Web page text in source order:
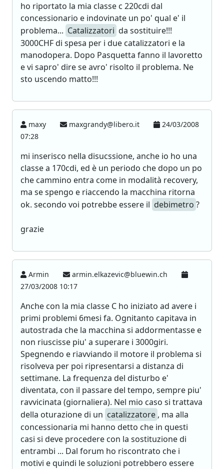
ho riportato la mia classe c 220cdi dal
concessionario e indovinate un po' qual e' il
problema... Catalizzatori da sostituire!!!
3000CHF di spesa per i due catalizzatori e la
manodopera. Dopo Pasquetta fanno il lavoretto
e vi sapro' dire se avro' risolto il problema. Ne
sto uscendo matto!!!
maxy maxgrandy@libero.it
24/03/2008
07:28
mi inserisco nella disucssione, anche io ho una
classe a 170cdi, ed è un periodo che dopo un po
che cammino entra come in modalità recovery,
ma se spengo e riaccendo la macchina ritorna
ok. secondo voi potrebbe essere il debimetro ?
grazie
Armin
armin.elkazevic@bluewin.ch
27/03/2008 10:17
Anche con la mia classe C ho iniziato ad avere i
primi problemi 6mesi fa. Ognitanto capitava in
autostrada che la macchina si addormentasse e
non riuscisse piu' a superare i 3000giri.
Spegnendo e riavviando il motore il problema si
risolveva per poi ripresentarsi a distanza di
settimane. La frequenza del disturbo e'
diventata, con il passare del tempo, sempre piu'
ravvicinata (giornaliera). Nel mio caso si trattava
della oturazione di un catalizzatore , ma alla
concessionaria mi hanno detto che in questi
casi si deve procedere con la sostituzione di
entrambi ... Dal forum ho riscontrato che i
motivi e quindi le soluzioni potrebbero essere